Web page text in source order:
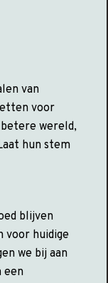
van
voor
wereld,
hun stem
blijven
voor huidige
we bij aan
een